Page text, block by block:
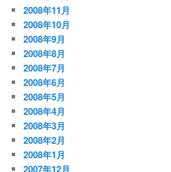
2008年11月
2008年10月
2008年9月
2008年8月
2008年7月
2008年6月
2008年5月
2008年4月
2008年3月
2008年2月
2008年1月
2007年12月